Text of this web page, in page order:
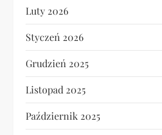
Luty 2026
Styczeń 2026
Grudzień 2025
Listopad 2025
Październik 2025